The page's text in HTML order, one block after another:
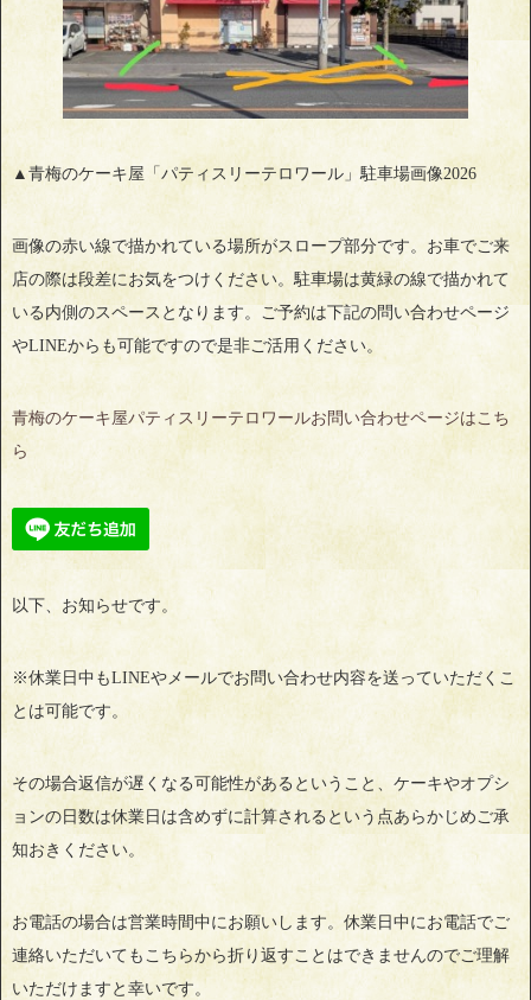
▲青梅のケーキ屋「パティスリーテロワール」駐車場画像2026
画像の赤い線で描かれている場所がスロープ部分です。お車でご来
店の際は段差にお気をつけください。駐車場は黄緑の線で描かれて
いる内側のスペースとなります。ご予約は下記の問い合わせページ
やLINEからも可能ですので是非ご活用ください。
青梅のケーキ屋パティスリーテロワールお問い合わせページはこち
ら
以下、お知らせです。
※休業日中もLINEやメールでお問い合わせ内容を送っていただくこ
とは可能です。
その場合返信が遅くなる可能性があるということ、ケーキやオプシ
ョンの日数は休業日は含めずに計算されるという点あらかじめご承
知おきください。
お電話の場合は営業時間中にお願いします。休業日中にお電話でご
連絡いただいてもこちらから折り返すことはできませんのでご理解
いただけますと幸いです。